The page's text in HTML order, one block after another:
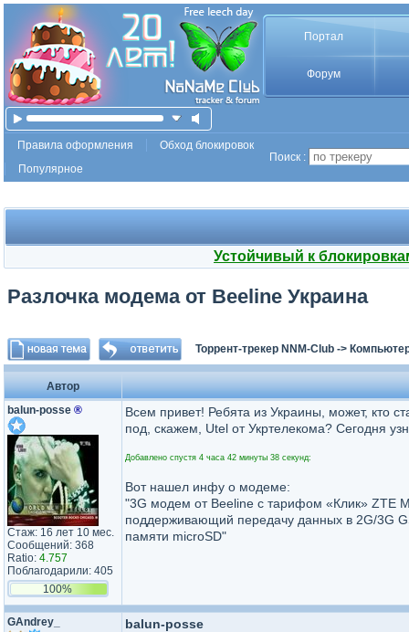
Портал
Форум
Правила оформления
Обход блокировок
Популярное
Поиск :
Устойчивый к
Разлочка модема от Beeline Украина
Торрент-трекер NNM-Club ->
Автор
balun-posse ®
Стаж: 16 лет 10 мес.
Сообщений: 368
Ratio: 4.757
Поблагодарили: 405
100%
Всем привет! Ребята из Украины, может, кто
под, скажем, Utel от Укртелекома? Сегодня
Добавлено спустя 4 часа 42 минуты 38 секунд:
Вот нашел инфу о модеме:
"3G модем от Beeline с тарифом «Клик» ZTE
поддерживающий передачу данных в 2G/3G
памяти microSD"
GAndrey_
balun-posse